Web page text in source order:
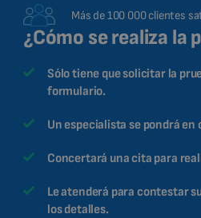
Más de 100 000 clientes
¿Cómo se realiza la
Sólo tiene que solicitar la
formulario.
Un especialista se pondrá en
Concertará una cita para
Le atenderá para contestar
los detalles.